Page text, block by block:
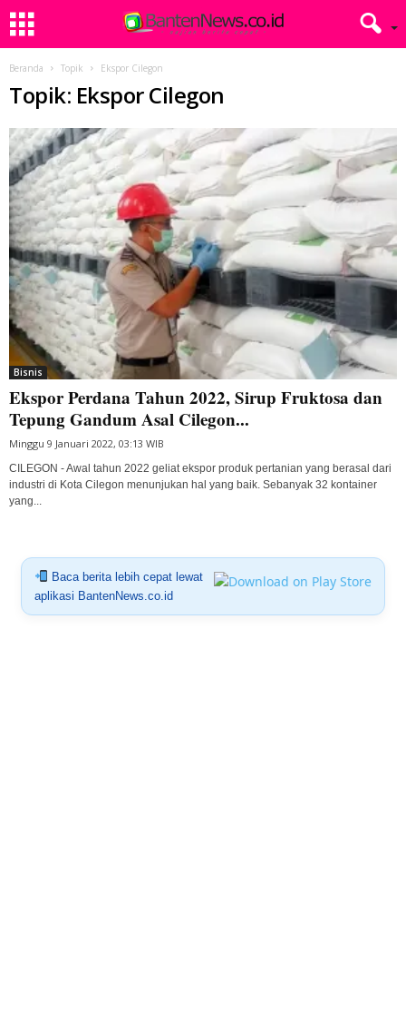
Beranda Topik Ekspor Cilegon
Topik: Ekspor Cilegon
Bisnis
Ekspor Perdana Tahun 2022, Sirup Fruktosa dan
Tepung Gandum Asal Cilegon...
Minggu 9 Januari 2022, 03:13 WIB
CILEGON - Awal tahun 2022 geliat ekspor produk pertanian yang berasal dari
industri di Kota Cilegon menunjukan hal yang baik. Sebanyak 32 kontainer
yang...
Baca berita lebih cepat lewat
aplikasi BantenNews.co.id